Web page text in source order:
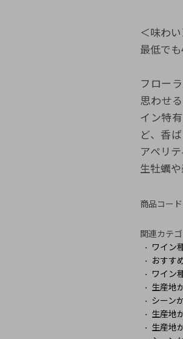
＜味わ
最低でも
フロー
思わせ
イン特
ど、香
アペリ
生牡蠣
商品コー
関連カテゴ
ワイン
おすす
ワイン
生産地
シーン
生産地
生産地